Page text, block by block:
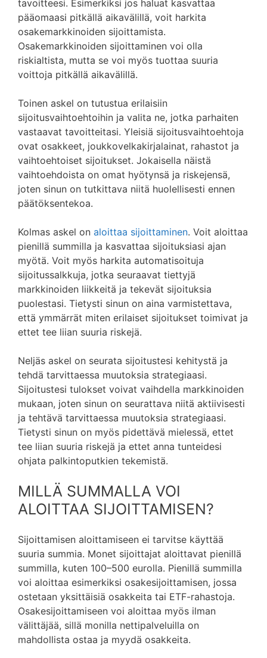
tavoitteesi. Esimerkiksi jos haluat kasvattaa
pääomaasi pitkällä aikavälillä, voit harkita
osakemarkkinoiden sijoittamista.
Osakemarkkinoiden sijoittaminen voi olla
riskialtista, mutta se voi myös tuottaa suuria
voittoja pitkällä aikavälillä.
Toinen askel on tutustua erilaisiin
sijoitusvaihtoehtoihin ja valita ne, jotka parhaiten
vastaavat tavoitteitasi. Yleisiä sijoitusvaihtoehtoja
ovat osakkeet, joukkovelkakirjalainat, rahastot ja
vaihtoehtoiset sijoitukset. Jokaisella näistä
vaihtoehdoista on omat hyötynsä ja riskejensä,
joten sinun on tutkittava niitä huolellisesti ennen
päätöksentekoa.
Kolmas askel on aloittaa sijoittaminen. Voit aloittaa
pienillä summilla ja kasvattaa sijoituksiasi ajan
myötä. Voit myös harkita automatisoituja
sijoitussalkkuja, jotka seuraavat tiettyjä
markkinoiden liikkeitä ja tekevät sijoituksia
puolestasi. Tietysti sinun on aina varmistettava,
että ymmärrät miten erilaiset sijoitukset toimivat ja
ettet tee liian suuria riskejä.
Neljäs askel on seurata sijoitustesi kehitystä ja
tehdä tarvittaessa muutoksia strategiaasi.
Sijoitustesi tulokset voivat vaihdella markkinoiden
mukaan, joten sinun on seurattava niitä aktiivisesti
ja tehtävä tarvittaessa muutoksia strategiaasi.
Tietysti sinun on myös pidettävä mielessä, ettet
tee liian suuria riskejä ja ettet anna tunteidesi
ohjata palkintoputkien tekemistä.
MILLÄ SUMMALLA VOI
ALOITTAA SIJOITTAMISEN?
Sijoittamisen aloittamiseen ei tarvitse käyttää
suuria summia. Monet sijoittajat aloittavat pienillä
summilla, kuten 100–500 eurolla. Pienillä summilla
voi aloittaa esimerkiksi osakesijoittamisen, jossa
ostetaan yksittäisiä osakkeita tai ETF-rahastoja.
Osakesijoittamiseen voi aloittaa myös ilman
välittäjää, sillä monilla nettipalveluilla on
mahdollista ostaa ja myydä osakkeita.